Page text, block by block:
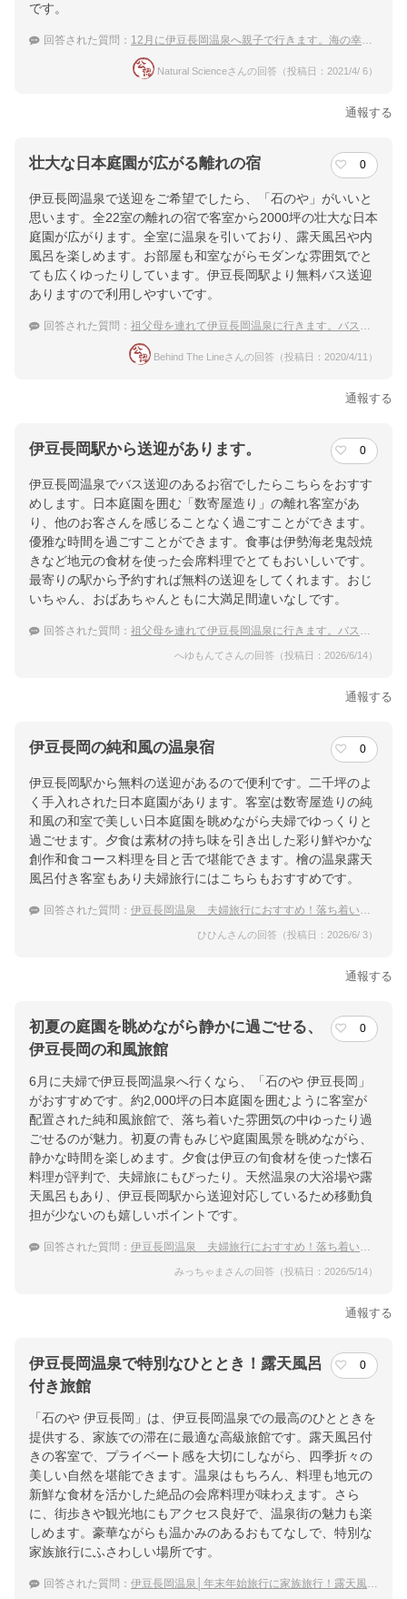
です。
回答された質問： 12月に伊豆長岡温泉へ親子で行きます。海の幸が美味しいオススメ宿があれば教えてください。
Natural Scienceさんの回答（投稿日：2021/4/ 6）
通報する
壮大な日本庭園が広がる離れの宿 0
伊豆長岡温泉で送迎をご希望でしたら、「石のや」がいいと
思います。全22室の離れの宿で客室から2000坪の壮大な日本
庭園が広がります。全室に温泉を引いており、露天風呂や内
風呂を楽しめます。お部屋も和室ながらモダンな雰囲気でと
ても広くゆったりしています。伊豆長岡駅より無料バス送迎
ありますので利用しやすいです。
回答された質問： 祖父母を連れて伊豆長岡温泉に行きます。バス送迎のあるオススメの宿を教えてください。
Behind The Lineさんの回答（投稿日：2020/4/11）
通報する
伊豆長岡駅から送迎があります。 0
伊豆長岡温泉でバス送迎のあるお宿でしたらこちらをおすす
めします。日本庭園を囲む「数寄屋造り」の離れ客室があ
り、他のお客さんを感じることなく過ごすことができます。
優雅な時間を過ごすことができます。食事は伊勢海老鬼殻焼
きなど地元の食材を使った会席料理でとてもおいしいです。
最寄りの駅から予約すれば無料の送迎をしてくれます。おじ
いちゃん、おばあちゃんともに大満足間違いなしです。
回答された質問： 祖父母を連れて伊豆長岡温泉に行きます。バス送迎のあるオススメの宿を教えてください。
へゆもんてさんの回答（投稿日：2026/6/14）
通報する
伊豆長岡の純和風の温泉宿 0
伊豆長岡駅から無料の送迎があるので便利です。二千坪のよ
く手入れされた日本庭園があります。客室は数寄屋造りの純
和風の和室で美しい日本庭園を眺めながら夫婦でゆっくりと
過ごせます。夕食は素材の持ち味を引き出した彩り鮮やかな
創作和食コース料理を目と舌で堪能できます。檜の温泉露天
風呂付き客室もあり夫婦旅行にはこちらもおすすめです。
回答された質問： 伊豆長岡温泉 夫婦旅行におすすめ！落ち着いた雰囲気で庭園がある温泉宿
ひひんさんの回答（投稿日：2026/6/ 3）
通報する
初夏の庭園を眺めながら静かに過ごせる、
伊豆長岡の和風旅館
0
6月に夫婦で伊豆長岡温泉へ行くなら、「石のや 伊豆長岡」
がおすすめです。約2,000坪の日本庭園を囲むように客室が
配置された純和風旅館で、落ち着いた雰囲気の中ゆったり過
ごせるのが魅力。初夏の青もみじや庭園風景を眺めながら、
静かな時間を楽しめます。夕食は伊豆の旬食材を使った懐石
料理が評判で、夫婦旅にもぴったり。天然温泉の大浴場や露
天風呂もあり、伊豆長岡駅から送迎対応しているため移動負
担が少ないのも嬉しいポイントです。
回答された質問： 伊豆長岡温泉 夫婦旅行におすすめ！落ち着いた雰囲気で庭園がある温泉宿
みっちゃまさんの回答（投稿日：2026/5/14）
通報する
伊豆長岡温泉で特別なひととき！露天風呂
付き旅館
0
「石のや 伊豆長岡」は、伊豆長岡温泉での最高のひとときを
提供する、家族での滞在に最適な高級旅館です。露天風呂付
きの客室で、プライベート感を大切にしながら、四季折々の
美しい自然を堪能できます。温泉はもちろん、料理も地元の
新鮮な食材を活かした絶品の会席料理が味わえます。さら
に、街歩きや観光地にもアクセス良好で、温泉街の魅力も楽
しめます。豪華ながらも温かみのあるおもてなしで、特別な
家族旅行にふさわしい場所です。
回答された質問： 伊豆長岡温泉│年末年始旅行に家族旅行！露天風呂付客室がおすすめの宿